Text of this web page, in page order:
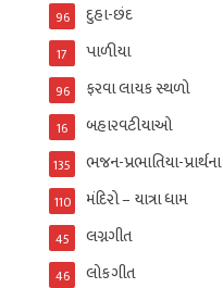
દુહા-છંદ
96
પાળીયા
17
ફરવા લાયક સ્થળો
96
બહારવટીયાઓ
16
ભજન-પ્રભાતિયા-પ્રાર્થના
135
મંદિરો – યાત્રા ધામ
110
લગ્નગીત
45
લોકગીત
46